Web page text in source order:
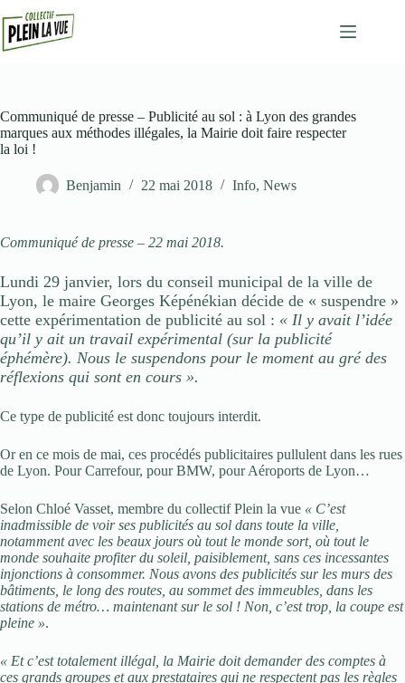
au
contenu
Communiqué de presse – Publicité au sol : à Lyon des grandes
marques aux méthodes illégales, la Mairie doit faire respecter
la loi !
Benjamin 22 mai 2018 Info, News
Communiqué de presse – 22 mai 2018.
Lundi 29 janvier, lors du conseil municipal de la ville de
Lyon, le maire Georges Képénékian décide de « suspendre »
cette expérimentation de publicité au sol : « Il y avait l’idée
qu’il y ait un travail expérimental (sur la publicité
éphémère). Nous le suspendons pour le moment au gré des
réflexions qui sont en cours ».
Ce type de publicité est donc toujours interdit.
Or en ce mois de mai, ces procédés publicitaires pullulent dans les rues
de Lyon. Pour Carrefour, pour BMW, pour Aéroports de Lyon…
Selon Chloé Vasset, membre du collectif Plein la vue « C’est
inadmissible de voir ses publicités au sol dans toute la ville,
notamment avec les beaux jours où tout le monde sort, où tout le
monde souhaite profiter du soleil, paisiblement, sans ces incessantes
injonctions à consommer. Nous avons des publicités sur les murs des
bâtiments, le long des routes, au sommet des immeubles, dans les
stations de métro… maintenant sur le sol ! Non, c’est trop, la coupe est
pleine ».
« Et c’est totalement illégal, la Mairie doit demander des comptes à
ces grands groupes et aux prestataires qui ne respectent pas les règles